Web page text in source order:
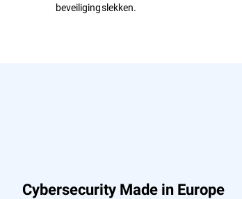
beveiligingslekken.
Cybersecurity Made in Europe